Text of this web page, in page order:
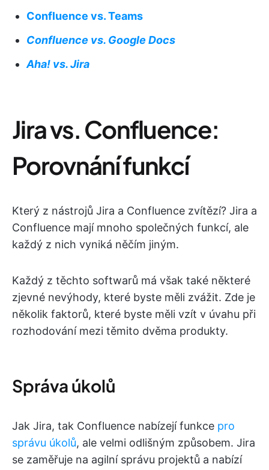
Confluence vs. Teams
Confluence vs. Google Docs
Aha! vs. Jira
Jira vs. Confluence:
Porovnání funkcí
Který z nástrojů Jira a Confluence zvítězí? Jira a
Confluence mají mnoho společných funkcí, ale
každý z nich vyniká něčím jiným.
Každý z těchto softwarů má však také některé
zjevné nevýhody, které byste měli zvážit. Zde je
několik faktorů, které byste měli vzít v úvahu při
rozhodování mezi těmito dvěma produkty.
Správa úkolů
Jak Jira, tak Confluence nabízejí funkce pro
správu úkolů, ale velmi odlišným způsobem. Jira
se zaměřuje na agilní správu projektů a nabízí